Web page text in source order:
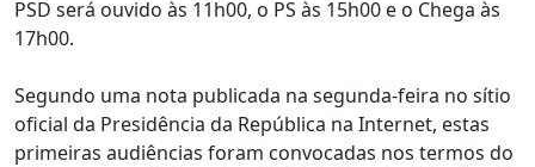
PSD será ouvido às 11h00, o PS às 15h00 e o Chega às
17h00.
Segundo uma nota publicada na segunda-feira no sítio
oficial da Presidência da República na Internet, estas
primeiras audiências foram convocadas nos termos do